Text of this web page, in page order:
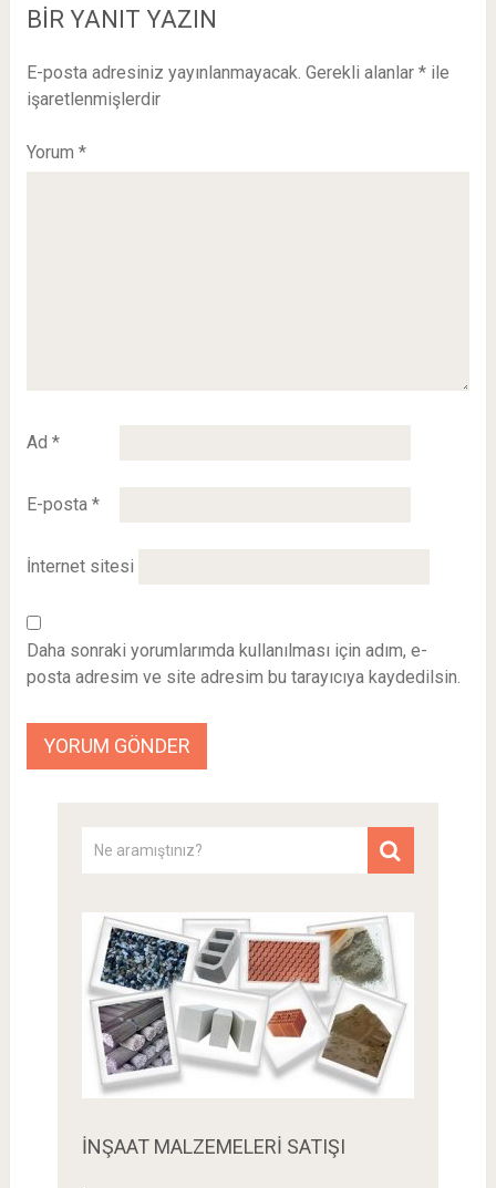
BIR YANIT YAZIN
E-posta adresiniz yayınlanmayacak. Gerekli alanlar *ile
işaretlenmişlerdir
Yorum *
Ad *
E-posta *
İnternet sitesi
Daha sonraki yorumlarımda kullanılması için adım, e-
posta adresim ve site adresim bu tarayıcıya kaydedilsin.
İNŞAAT MALZEMELERI SATIŞI